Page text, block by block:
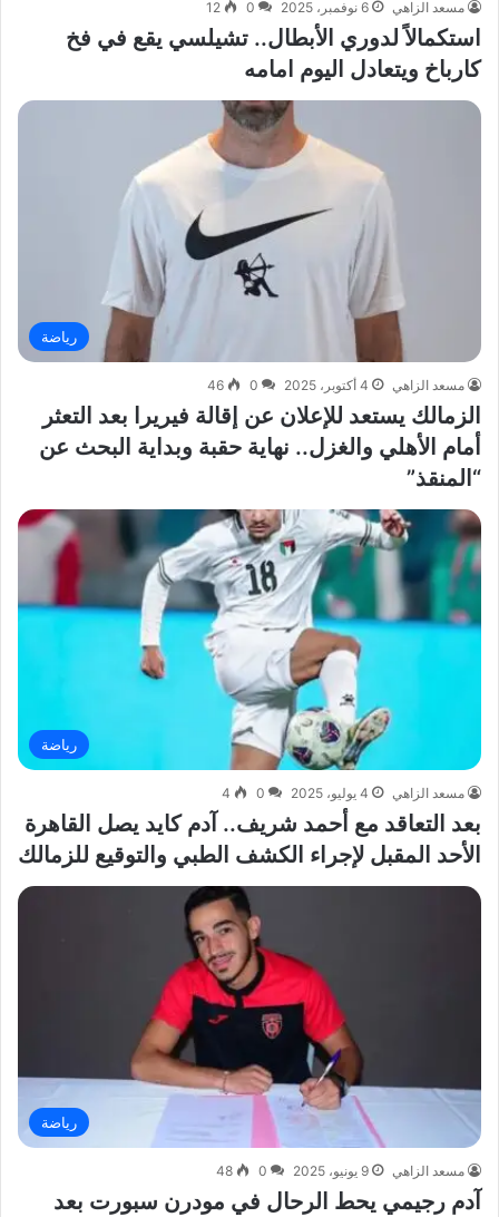
مسعد الزاهي 6 نوفمبر، 2025 0
12
استكمالاً لدوري الأبطال.. تشيلسي يقع في فخ
كارباخ ويتعادل اليوم امامه
رياضة
مسعد الزاهي 4 أكتوبر، 2025 0
46
الزمالك يستعد للإعلان عن إقالة فيريرا بعد التعثر
أمام الأهلي والغزل.. نهاية حقبة وبداية البحث عن
“المنقذ”
رياضة
مسعد الزاهي 4 يوليو، 2025 0
4
بعد التعاقد مع أحمد شريف.. آدم كايد يصل القاهرة
الأحد المقبل لإجراء الكشف الطبي والتوقيع للزمالك
رياضة
مسعد الزاهي 9 يونيو، 2025 0
48
آدم رجيمي يحط الرحال في مودرن سبورت بعد